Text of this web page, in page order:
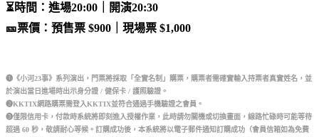
⏳時間：進場20:00｜開演20:30
🎫票價：預售票 $900｜現場票 $1,000
❶《小河23事》系列演出，門票將採取「全實名制」購票，購票者需確實輸入持票者真實姓名，並
於演出當日進場時出示身分證 / 健保卡 / 護照驗證。
❷KKTIX網路購票需登入KKTIX並符合通過手機驗證之會員。
❸僅限信用卡，付款時系統將即刻進入授權作業，此時請勿關機或切換畫面，線路忙碌時可能等待
超過 60 秒，敬請耐心等候。訂購成功後，本系統將以電子郵件通知訂購成功（會員信箱如為免費